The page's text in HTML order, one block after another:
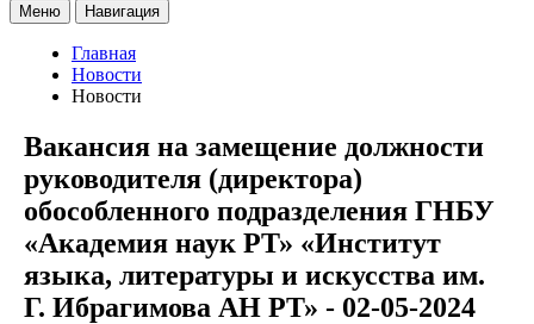
Меню Навигация
Главная
Новости
Новости
Вакансия на замещение должности
руководителя (директора)
обособленного подразделения ГНБУ
«Академия наук РТ» «Институт
языка, литературы и искусства им.
Г. Ибрагимова АН РТ» - 02-05-2024